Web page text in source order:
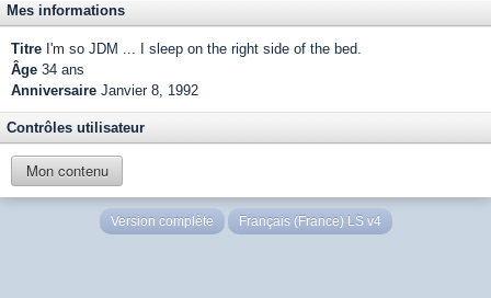
Mes informations
Titre I'm so JDM ... I sleep on the right side of the bed.
Âge 34 ans
Anniversaire Janvier 8, 1992
Contrôles utilisateur
Mon contenu
Version complète Français (France) LS v4